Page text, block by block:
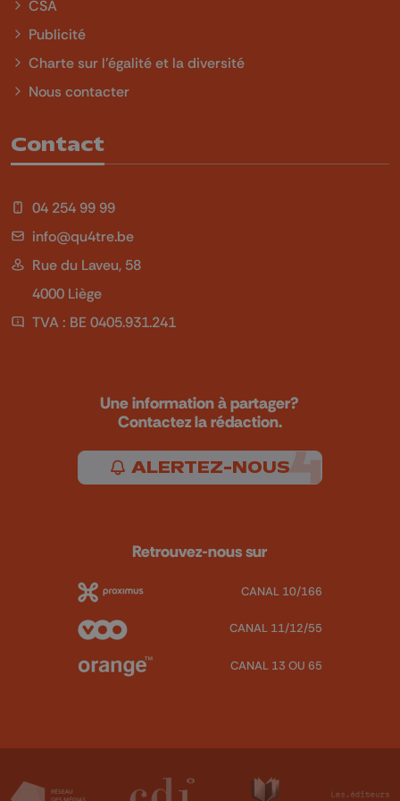
CSA
Publicité
Charte sur l'égalité et la diversité
Nous contacter
Contact
04 254 99 99
info@qu4tre.be
Rue du Laveu, 58
4000 Liège
TVA : BE 0405.931.241
Une information à partager?
Contactez la rédaction.
ALERTEZ-NOUS
Retrouvez-nous sur
CANAL 10/166
CANAL 11/12/55
CANAL 13 OU 65